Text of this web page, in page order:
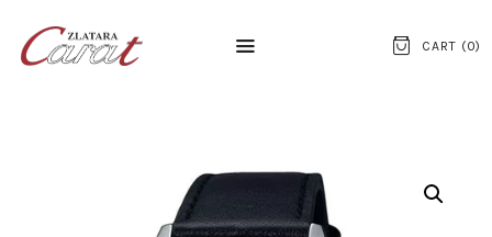
CART (0)
NASLOVNA
O NAMA